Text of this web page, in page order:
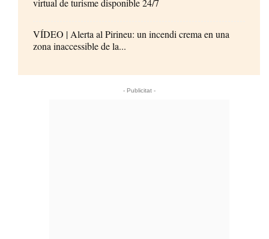
virtual de turisme disponible 24/7
VÍDEO | Alerta al Pirineu: un incendi crema en una
zona inaccessible de la...
- Publicitat -